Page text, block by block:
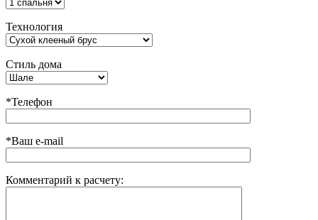
Технология
Стиль дома
*Телефон
*Ваш e-mail
Комментарий к расчету: